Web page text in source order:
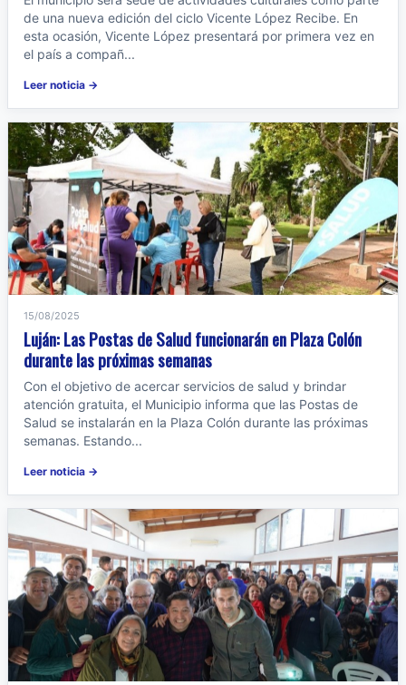
de una nueva edición del ciclo Vicente López Recibe. En
esta ocasión, Vicente López presentará por primera vez en
el país a compañ...
Leer noticia →
15/08/2025
Luján: Las Postas de Salud funcionarán en Plaza Colón
durante las próximas semanas
Con el objetivo de acercar servicios de salud y brindar
atención gratuita, el Municipio informa que las Postas de
Salud se instalarán en la Plaza Colón durante las próximas
semanas. Estando...
Leer noticia →